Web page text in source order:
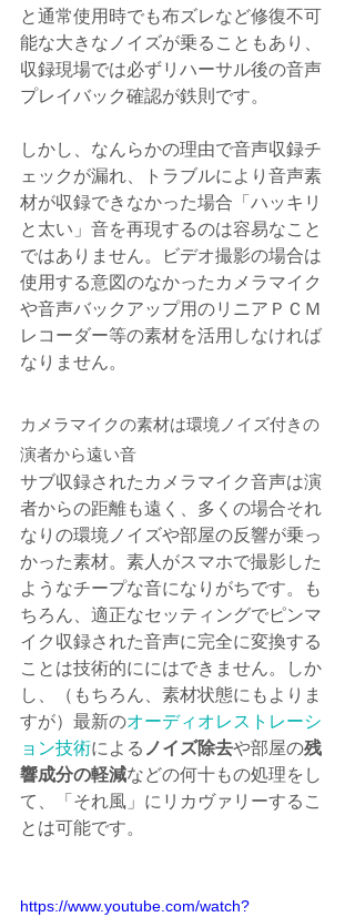
と通常使用時でも布ズレなど修復不可
能な大きなノイズが乗ることもあり、
収録現場では必ずリハーサル後の音声
プレイバック確認が鉄則です。
しかし、なんらかの理由で音声収録チ
ェックが漏れ、トラブルにより音声素
材が収録できなかった場合「ハッキリ
と太い」音を再現するのは容易なこと
ではありません。ビデオ撮影の場合は
使用する意図のなかったカメラマイク
や音声バックアップ用のリニアＰＣＭ
レコーダー等の素材を活用しなければ
なりません。
カメラマイクの素材は環境ノイズ付きの
演者から遠い音
サブ収録されたカメラマイク音声は演
者からの距離も遠く、多くの場合それ
なりの環境ノイズや部屋の反響が乗っ
かった素材。素人がスマホで撮影した
ようなチープな音になりがちです。も
ちろん、適正なセッティングでピンマ
イク収録された音声に完全に変換する
ことは技術的ににはできません。しか
し、（もちろん、素材状態にもよりま
すが）最新のオーディオレストレーシ
ョン技術による ノイズ除去や部屋の残
響成分の軽減などの何十もの処理をし
て、「それ風」にリカヴァリーするこ
とは可能です。
https://www.youtube.com/watch?